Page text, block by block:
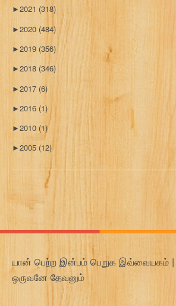
►2021 (318)
►2020 (484)
►2019 (356)
►2018 (346)
►2017 (6)
►2016 (1)
►2010 (1)
►2005 (12)
யான் பெற்ற இன்பம் பெறுக இவ்வையகம் |
ஒருவனே தேவனும்